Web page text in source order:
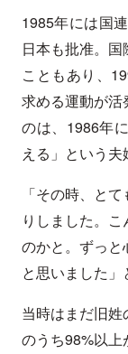
1985年には国
日本も批准。
こともあり、
求める運動が活
のは、1986年
える」という夫
「その時、と
りしました。
のかと。ずっ
と思いました」
当時はまだ旧
のうち98%以上